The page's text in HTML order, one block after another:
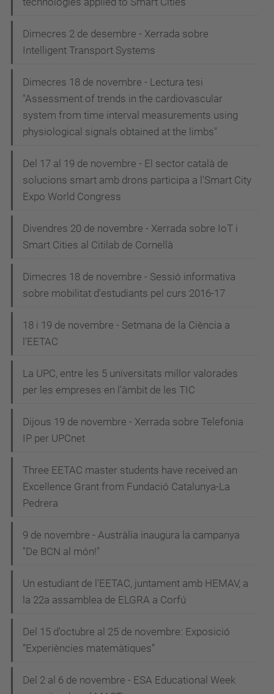
Dimecres 2 de desembre - Xerrada sobre
Intelligent Transport Systems
Dimecres 18 de novembre - Lectura tesi
"Assessment of trends in the cardiovascular
system from time interval measurements using
physiological signals obtained at the limbs"
Del 17 al 19 de novembre - El sector català de
solucions smart amb drons participa a l'Smart City
Expo World Congress
Divendres 20 de novembre - Xerrada sobre IoT i
Smart Cities al Citilab de Cornellà
Dimecres 18 de novembre - Sessió informativa
sobre mobilitat d'estudiants pel curs 2016-17
18 i 19 de novembre - Setmana de la Ciència a
l'EETAC
La UPC, entre les 5 universitats millor valorades
per les empreses en l'àmbit de les TIC
Dijous 19 de novembre - Xerrada sobre Telefonia
IP per UPCnet
Three EETAC master students have received an
Excellence Grant from Fundació Catalunya-La
Pedrera
9 de novembre - Austràlia inaugura la campanya
"De BCN al món!"
Un estudiant de l'EETAC, juntament amb HEMAV, a
la 22a assamblea de ELGRA a Corfú
Del 15 d'octubre al 25 de novembre: Exposició
“Experiències matemàtiques”
Del 2 al 6 de novembre - ESA Educational Week